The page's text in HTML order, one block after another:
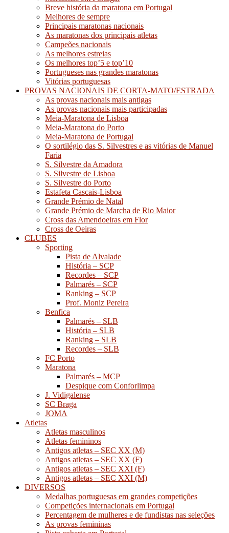
Breve história da maratona em Portugal
Melhores de sempre
Principais maratonas nacionais
As maratonas dos principais atletas
Campeões nacionais
As melhores estreias
Os melhores top’5 e top’10
Portugueses nas grandes maratonas
Vitórias portuguesas
PROVAS NACIONAIS DE CORTA-MATO/ESTRADA
As provas nacionais mais antigas
As provas nacionais mais participadas
Meia-Maratona de Lisboa
Meia-Maratona do Porto
Meia-Maratona de Portugal
O sortilégio das S. Silvestres e as vitórias de Manuel
Faria
S. Silvestre da Amadora
S. Silvestre de Lisboa
S. Silvestre do Porto
Estafeta Cascais-Lisboa
Grande Prémio de Natal
Grande Prémio de Marcha de Rio Maior
Cross das Amendoeiras em Flor
Cross de Oeiras
CLUBES
Sporting
Pista de Alvalade
História – SCP
Recordes – SCP
Palmarés – SCP
Ranking – SCP
Prof. Moniz Pereira
Benfica
Palmarés – SLB
História – SLB
Ranking – SLB
Recordes – SLB
FC Porto
Maratona
Palmarés – MCP
Despique com Conforlimpa
J. Vidigalense
SC Braga
JOMA
Atletas
Atletas masculinos
Atletas femininos
Antigos atletas – SEC XX (M)
Antigos atletas – SEC XX (F)
Antigos atletas – SEC XXI (F)
Antigos atletas – SEC XXI (M)
DIVERSOS
Medalhas portuguesas em grandes competições
Competições internacionais em Portugal
Percentagem de mulheres e de fundistas nas seleções
As provas femininas